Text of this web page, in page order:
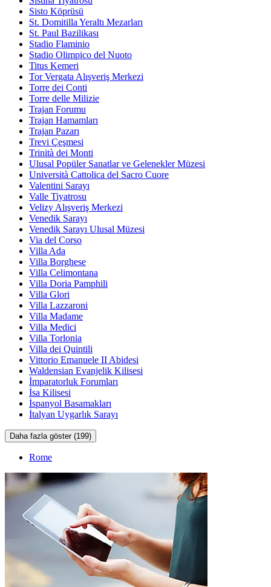
Sisto Köprüsü
St. Domitilla Yeraltı Mezarları
St. Paul Bazilikası
Stadio Flaminio
Stadio Olimpico del Nuoto
Titus Kemeri
Tor Vergata Alışveriş Merkezi
Torre dei Conti
Torre delle Milizie
Trajan Forumu
Trajan Hamamları
Trajan Pazarı
Trevi Çeşmesi
Trinità dei Monti
Ulusal Popüler Sanatlar ve Gelenekler Müzesi
Università Cattolica del Sacro Cuore
Valentini Sarayı
Valle Tiyatrosu
Velizy Alışveriş Merkezi
Venedik Sarayı
Venedik Sarayı Ulusal Müzesi
Via del Corso
Villa Ada
Villa Borghese
Villa Celimontana
Villa Doria Pamphili
Villa Glori
Villa Lazzaroni
Villa Madame
Villa Medici
Villa Torlonia
Villa dei Quintili
Vittorio Emanuele II Abidesi
Waldensian Evanjelik Kilisesi
İmparatorluk Forumları
İsa Kilisesi
İspanyol Basamakları
İtalyan Uygarlık Sarayı
Daha fazla göster (199)
Rome